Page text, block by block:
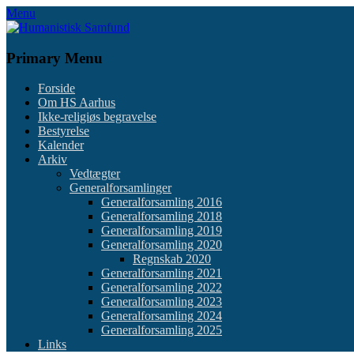
Skip
to
Menu
Primary Menu
Forside
Om HS Aarhus
Ikke-religiøs begravelse
Bestyrelse
Kalender
Arkiv
Vedtægter
Generalforsamlinger
Generalforsamling 2016
Generalforsamling 2018
Generalforsamling 2019
Generalforsamling 2020
Regnskab 2020
Generalforsamling 2021
Generalforsamling 2022
Generalforsamling 2023
Generalforsamling 2024
Generalforsamling 2025
Links